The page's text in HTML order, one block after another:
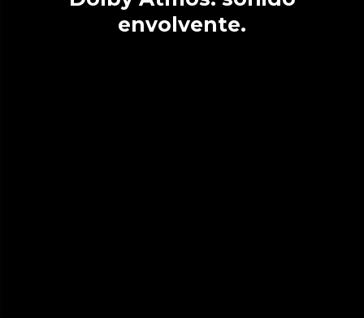
envolvente.